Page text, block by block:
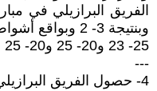
الفريق البرازيلي في
وبنتيجة 3- 2 وبواقع أشواط
25- 23 و20- 25 و20- 25 و25- 17 و15- 17.
---
4- حصول الفريق البرازيلي علي المركز الرابع.